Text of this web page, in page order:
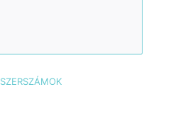
SZERSZÁMOK